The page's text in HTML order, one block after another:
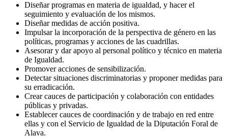
Diseñar programas en materia de igualdad, y hacer el
seguimiento y evaluación de los mismos.
Diseñar medidas de acción positiva.
Impulsar la incorporación de la perspectiva de género en las
políticas, programas y acciones de las cuadrillas.
Asesorar y dar apoyo al personal político y técnico en materia
de Igualdad.
Promover acciones de sensibilización.
Detectar situaciones discriminatorias y proponer medidas para
su erradicación.
Crear cauces de participación y colaboración con entidades
públicas y privadas.
Establecer cauces de coordinación y de trabajo en red entre
ellas y con el Servicio de Igualdad de la Diputación Foral de
Alava.